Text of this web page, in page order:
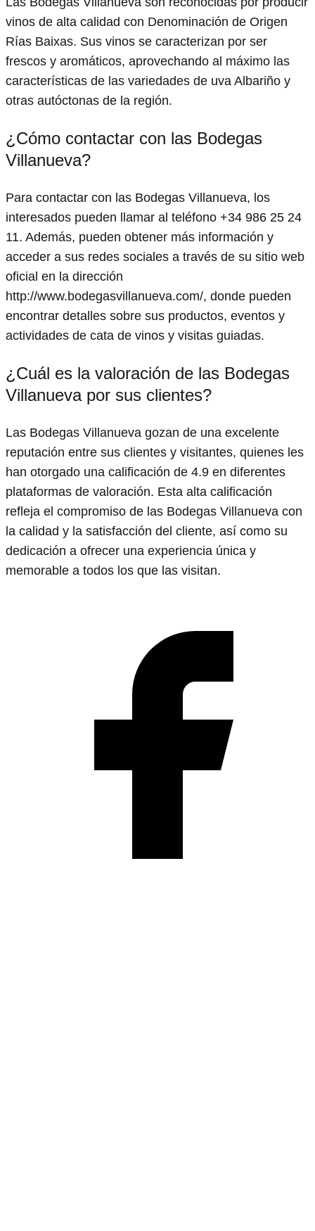
vinos de alta calidad con Denominación de Origen
Rías Baixas. Sus vinos se caracterizan por ser
frescos y aromáticos, aprovechando al máximo las
características de las variedades de uva Albariño y
otras autóctonas de la región.
¿Cómo contactar con las Bodegas
Villanueva?
Para contactar con las Bodegas Villanueva, los
interesados pueden llamar al teléfono +34 986 25 24
11. Además, pueden obtener más información y
acceder a sus redes sociales a través de su sitio web
oficial en la dirección
http://www.bodegasvillanueva.com/, donde pueden
encontrar detalles sobre sus productos, eventos y
actividades de cata de vinos y visitas guiadas.
¿Cuál es la valoración de las Bodegas
Villanueva por sus clientes?
Las Bodegas Villanueva gozan de una excelente
reputación entre sus clientes y visitantes, quienes les
han otorgado una calificación de 4.9 en diferentes
plataformas de valoración. Esta alta calificación
refleja el compromiso de las Bodegas Villanueva con
la calidad y la satisfacción del cliente, así como su
dedicación a ofrecer una experiencia única y
memorable a todos los que las visitan.